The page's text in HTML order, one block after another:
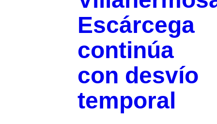
Escárcega
continúa
con desvío
temporal